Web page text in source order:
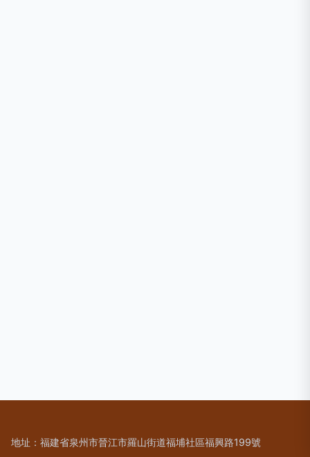
地址：福建省泉州市晉江市羅山街道福埔社區福興路199號